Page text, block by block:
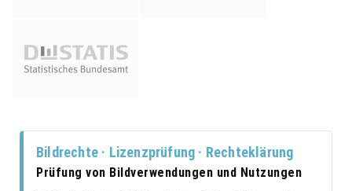
Bildrechte · Lizenzprüfung · Rechteklärung
Prüfung von Bildverwendungen und Nutzungen